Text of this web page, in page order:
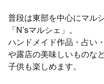
普段は東部を中心にマル
「N’sマルシェ」。
ハンドメイド作品・占い
や露店の美味しいものな
子供も楽しめます。